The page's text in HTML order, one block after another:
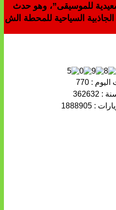
للموسيقى”، وهو حدث
السياحية للمحطة الش
: 770
362632
: 1888905